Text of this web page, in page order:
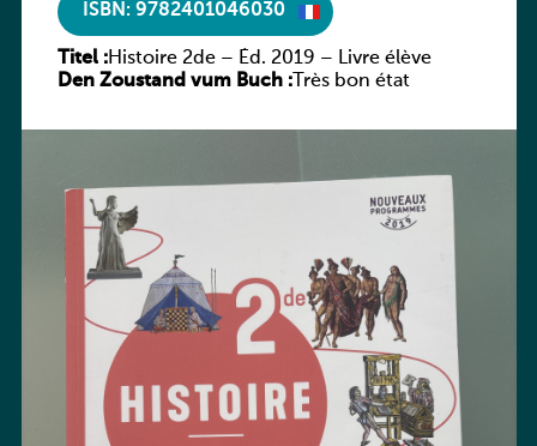
ISBN: 9782401046030
Titel :Histoire 2de – Éd. 2019 – Livre élève
Den Zoustand vum Buch :Très bon état